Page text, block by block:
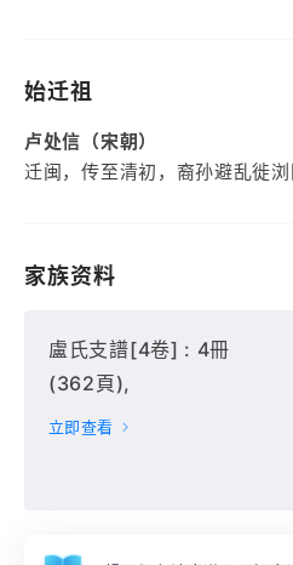
始迁祖
卢处信（宋朝）
迁闽，传至清初，裔孙避乱徙
家族资料
盧氏支譜[4卷] : 4冊
(362頁),
立即查看